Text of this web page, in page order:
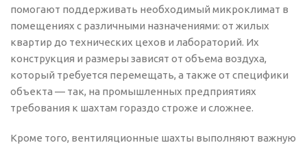
помогают поддерживать необходимый микроклимат в
помещениях с различными назначениями: от жилых
квартир до технических цехов и лабораторий. Их
конструкция и размеры зависят от объема воздуха,
который требуется перемещать, а также от специфики
объекта — так, на промышленных предприятиях
требования к шахтам гораздо строже и сложнее.
Кроме того, вентиляционные шахты выполняют важную